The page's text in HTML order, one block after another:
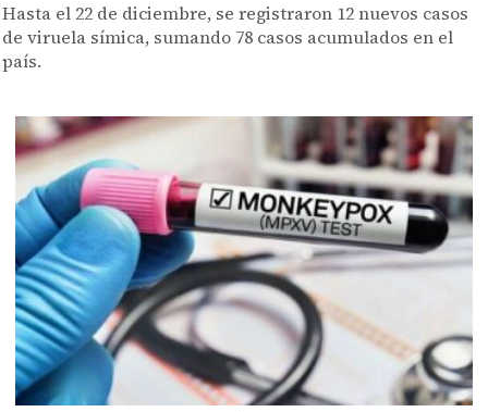
Hasta el 22 de diciembre, se registraron 12 nuevos casos
de viruela símica, sumando 78 casos acumulados en el
país.